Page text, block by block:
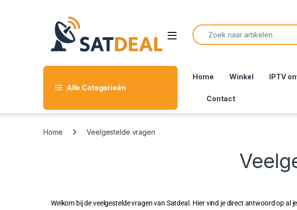
Alle Categorieën
Home Winkel IPTV
Contact
Home Veelgestelde vragen
Welkom bij de veelgestelde vragen van Satdeal. Hier vind je direct antwoord op al